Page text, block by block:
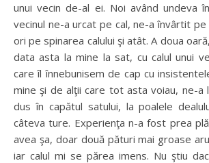
unui vecin de-al ei. Noi având undeva
vecinul ne-a urcat pe cal, ne-a învârtit
ori pe spinarea calului şi atât. A doua
data asta la mine la sat, cu calul unui
care îl înnebunisem de cap cu
mine şi de alţii care tot asta voiau, ne-a
dus în capătul satului, la poalele
câteva ture. Experienţa n-a fost prea
avea şa, doar două pături mai groase
iar calul mi se părea imens. Nu ştiu